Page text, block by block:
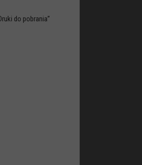
do pobrania”